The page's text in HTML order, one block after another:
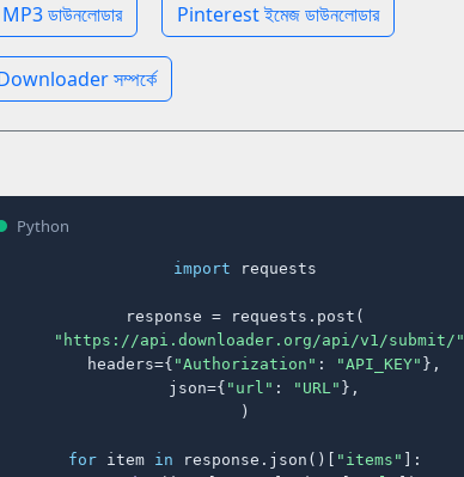
ডাউনলোডার Pinterest ইমেজ ডাউনলোডার
সম্পর্কে
Python
import requests
response = requests.post(
"https://api.downloader.org/api/v1/submit/"
    headers={
"Authorization" : "API_KEY" },
    json={
"url" : "URL" },
)
for item in response.json()[ "items" ]: